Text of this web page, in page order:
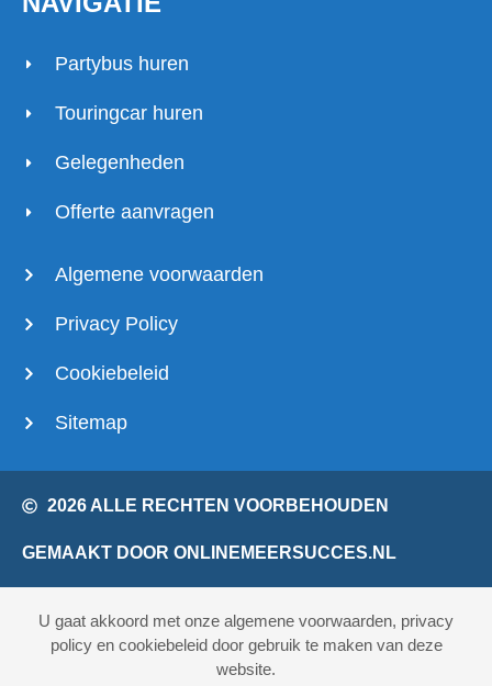
Partybus huren
Touringcar huren
Gelegenheden
Offerte aanvragen
Algemene voorwaarden
Privacy Policy
Cookiebeleid
Sitemap
2026 ALLE RECHTEN VOORBEHOUDEN
GEMAAKT DOOR ONLINEMEERSUCCES.NL
U gaat akkoord met onze algemene voorwaarden, privacy
policy en cookiebeleid door gebruik te maken van deze
website.